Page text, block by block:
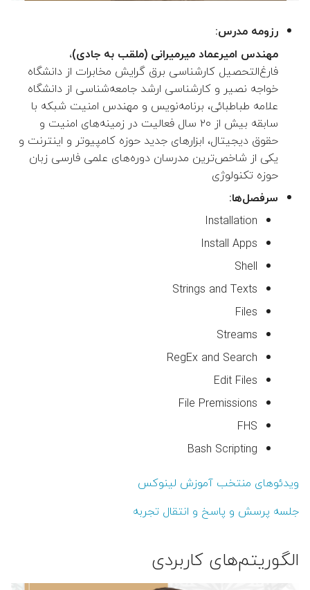
👤 جعفر الماسی زاده
👤 محسن علمبردار (مدیر
👤 مریم خاتمی بیدگلی
گروه)
تکمیلی)
رزومه مدرس:
مهندس امیرعماد میرمیرانی (ملقب به جادی)،
فارغ‌التحصیل کارشناسی برق گرایش مخابرات از دانشگاه
خواجه نصیر و کارشناسی ارشد جامعه‌شناسی از دانشگاه
علامه طباطبائی، برنامه‌نویس و مهندس امنیت شبکه با
سابقه بیش از ۲۰ سال فعالیت در زمینه‌های امنیت و
حقوق دیجیتال، ابزارهای جدید حوزه کامپیوتر و اینترنت و
یکی از شاخص‌ترین مدرسان دوره‌های علمی فارسی زبان
حوزه تکنولوژی
سرفصل‌ها:
Installation
Install Apps
Shell
Strings and Texts
Files
Streams
RegEx and Search
Edit Files
File Premissions
FHS
Bash Scripting
ویدئوهای منتخب آموزش لینوکس
جلسه پرسش و پاسخ و انتقال تجربه
الگوریتم‌های کاربردی